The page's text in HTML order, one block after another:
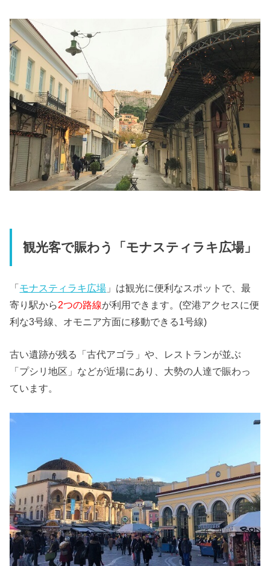
観光客で賑わう「モナスティラキ広場」
「モナスティラキ広場 」は観光に便利なスポットで、最
寄り駅から2つの路線が利用できます。(空港アクセスに便
利な3号線、オモニア方面に移動できる1号線)
古い遺跡が残る「古代アゴラ」や、レストランが並ぶ
「プシリ地区」などが近場にあり、大勢の人達で賑わっ
ています。